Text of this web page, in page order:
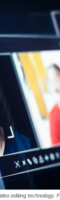
editing technology.